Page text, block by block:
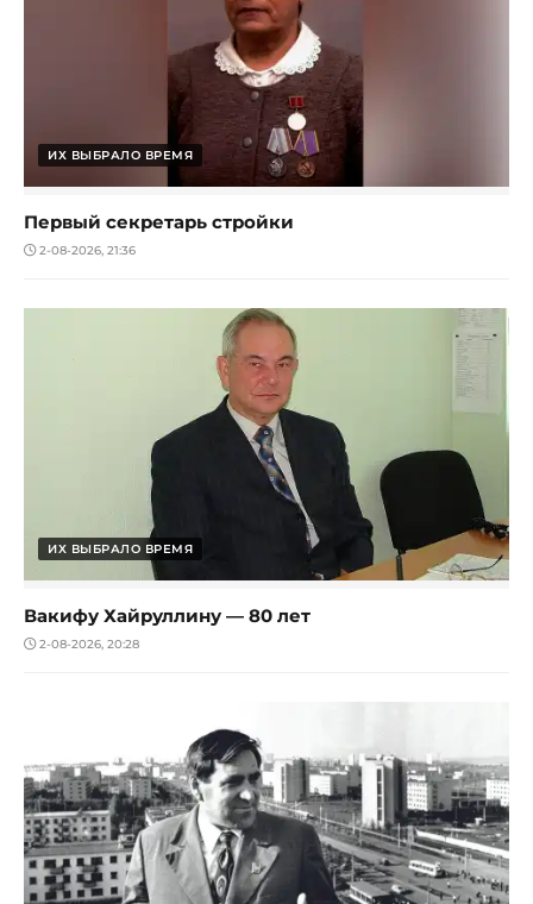
ИХ ВЫБРАЛО ВРЕМЯ
Первый секретарь стройки
2-08-2026, 21:36
ИХ ВЫБРАЛО ВРЕМЯ
Вакифу Хайруллину — 80 лет
2-08-2026, 20:28